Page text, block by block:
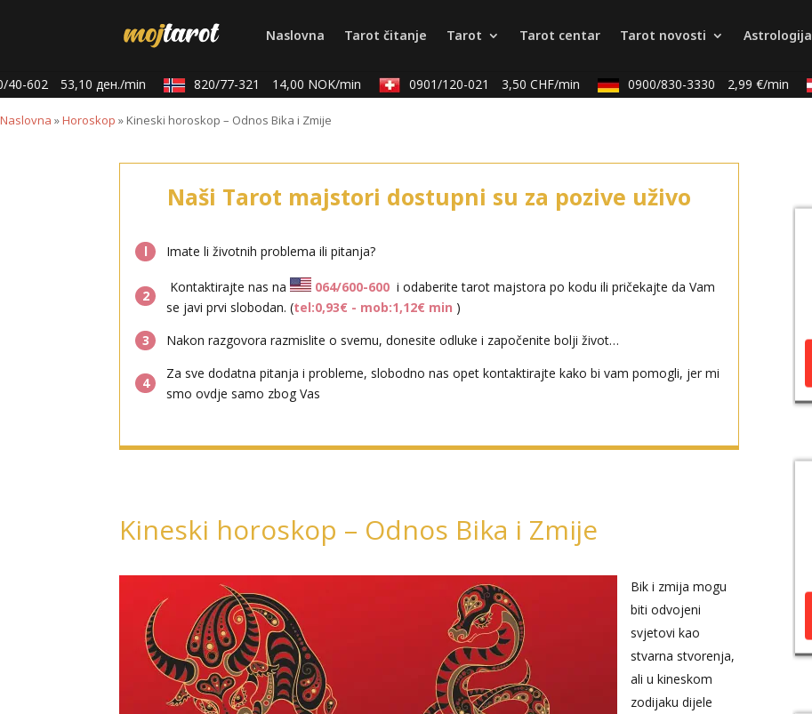
Naslovna Tarot čitanje Tarot Tarot centar Tarot novosti Astrologija
602 53,10 ден./min 820/77-321 14,00 NOK/min 0901/120-021 3,50 CHF/min 0900/830-3330 2,99 €/min
Naslovna »Horoskop » Kineski horoskop – Odnos Bika i Zmije
Naši Tarot majstori dostupni su za pozive uživo
l Imate li životnih problema ili pitanja?
2
Kontaktirajte nas na 064/600-600 i odaberite tarot majstora po kodu ili pričekajte da Vam
se javi prvi slobodan. (tel:0,93€ - mob:1,12€ min )
3
Nakon razgovora razmislite o svemu, donesite odluke i započenite bolji život…
4
Za sve dodatna pitanja i probleme, slobodno nas opet kontaktirajte kako bi vam pomogli, jer mi
smo ovdje samo zbog Vas
Kineski horoskop – Odnos Bika i Zmije
Bik i zmija mogu
biti odvojeni
svjetovi kao
stvarna stvorenja,
ali u kineskom
zodijaku dijele